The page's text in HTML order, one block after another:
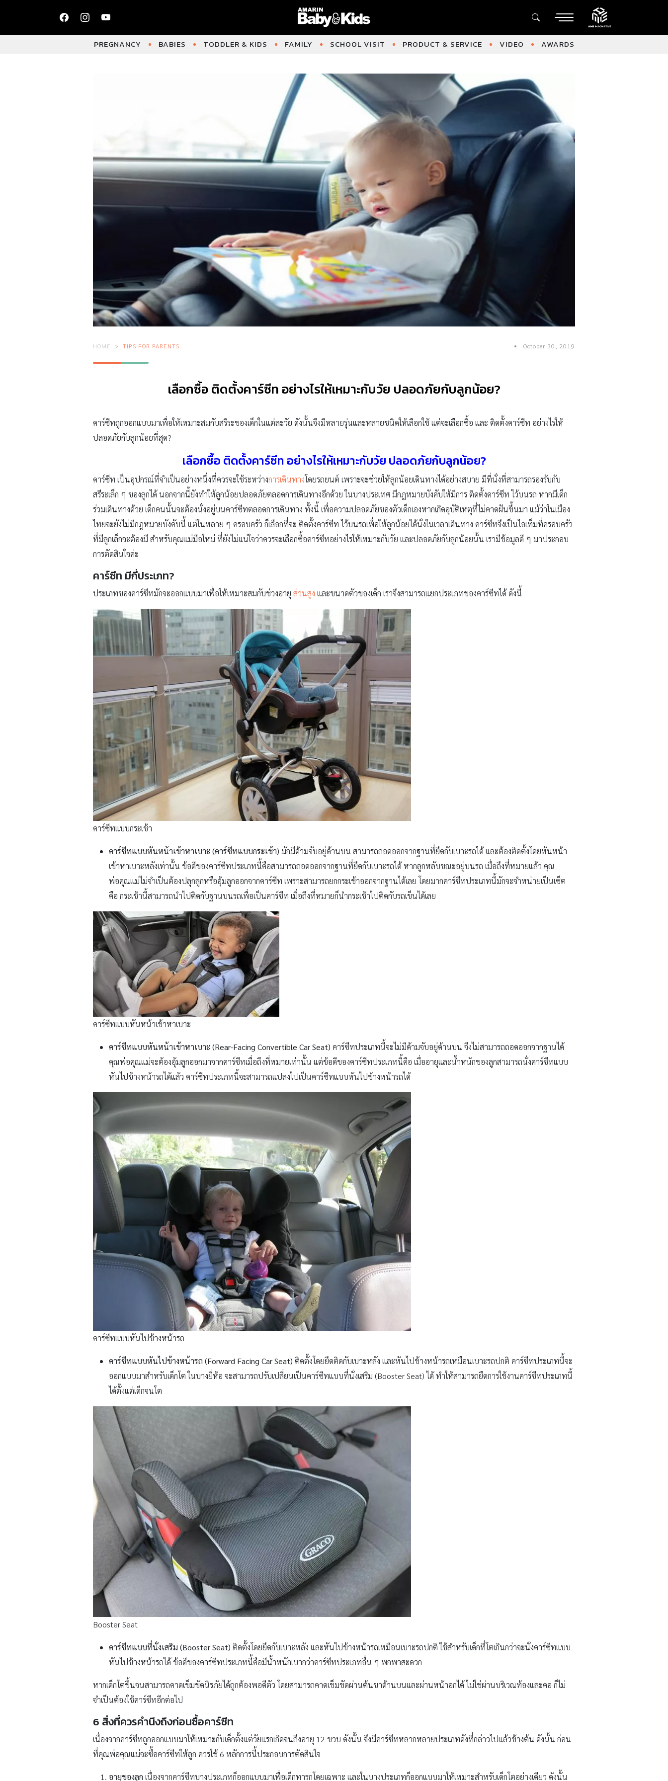
PREGNANCY BABIES TODDLER & KIDS FAMILY SCHOOL VISIT PRODUCT & SERVICE VIDEO AWARDS
HOME TIPS FOR PARENTS October 30, 2019
เลือกซื้อ ติดตั้งคาร์ซีท อย่างไรให้เหมาะกับวัย ปลอดภัยกับลูกน้อย?
คาร์ซีทถูกออกแบบมาเพื่อให้เหมาะสมกับสรีระของเด็กในแต่ละวัย ดังนั้นจึงมีหลายรุ่นและหลายชนิดให้เลือกใช้ แต่จะเลือกซื้อ และ ติดตั้งคาร์ซีท อย่างไรให้
ปลอดภัยกับลูกน้อยที่สุด?
เลือกซื้อ ติดตั้งคาร์ซีท อย่างไรให้เหมาะกับวัย ปลอดภัยกับลูกน้อย?
คาร์ซีท เป็นอุปกรณ์ที่จำเป็นอย่างหนึ่งที่ควรจะใช้ระหว่างการเดินทางโดยรถยนต์ เพราะจะช่วยให้ลูกน้อยเดินทางได้อย่างสบาย มีที่นั่งที่สามารถรองรับกับ
สรีระเล็ก ๆ ของลูกได้ นอกจากนี้ยังทำให้ลูกน้อยปลอดภัยตลอดการเดินทางอีกด้วย ในบางประเทศ มีกฎหมายบังคับให้มีการ ติดตั้งคาร์ซีท ไว้บนรถ หากมีเด็ก
ร่วมเดินทางด้วย เด็กคนนั้นจะต้องนั่งอยู่บนคาร์ซีทตลอดการเดินทาง ทั้งนี้ เพื่อความปลอดภัยของตัวเด็กเองหากเกิดอุบัติเหตุที่ไม่คาดฝันขึ้นมา แม้ว่าในเมือง
ไทยจะยังไม่มีกฎหมายบังคับนี้ แต่ในหลาย ๆ ครอบครัว ก็เลือกที่จะ ติดตั้งคาร์ซีท ไว้บนรถเพื่อให้ลูกน้อยได้นั่งในเวลาเดินทาง คาร์ซีทจึงเป็นไอเท็มที่ครอบครัว
ที่มีลูกเล็กจะต้องมี สำหรับคุณแม่มือใหม่ ที่ยังไม่แน่ใจว่าควรจะเลือกซื้อคาร์ซีทอย่างไรให้เหมาะกับวัย และปลอดภัยกับลูกน้อยนั้น เรามีข้อมูลดี ๆ มาประกอบ
การตัดสินใจค่ะ
คาร์ซีท มีกี่ประเภท?
ประเภทของคาร์ซีทมักจะออกแบบมาเพื่อให้เหมาะสมกับช่วงอายุ ส่วนสูง และขนาดตัวของเด็ก เราจึงสามารถแยกประเภทของคาร์ซีทได้ ดังนี้
คาร์ซีทแบบกระเช้า
คาร์ซีทแบบหันหน้าเข้าหาเบาะ (คาร์ซีทแบบกระเช้า) มักมีด้ามจับอยู่ด้านบน สามารถถอดออกจากฐานที่ยึดกับเบาะรถได้ และต้องติดตั้งโดยหันหน้า
เข้าหาเบาะหลังเท่านั้น ข้อดีของคาร์ซีทประเภทนี้คือสามารถถอดออกจากฐานที่ยึดกับเบาะรถได้ หากลูกหลับขณะอยู่บนรถ เมื่อถึงที่หมายแล้ว คุณ
พ่อคุณแม่ไม่จำเป็นต้องปลุกลูกหรืออุ้มลูกออกจากคาร์ซีท เพราะสามารถยกกระเช้าออกจากฐานได้เลย โดยมากคาร์ซีทประเภทนี้มักจะจำหน่ายเป็นเซ็ต
คือ กระเช้านี้สามารถนำไปติดกับฐานบนรถเพื่อเป็นคาร์ซีท เมื่อถึงที่หมายก็นำกระเช้าไปติดกับรถเข็นได้เลย
คาร์ซีทแบบหันหน้าเข้าหาเบาะ
คาร์ซีทแบบหันหน้าเข้าหาเบาะ (Rear-Facing Convertible Car Seat) คาร์ซีทประเภทนี้จะไม่มีด้ามจับอยู่ด้านบน จึงไม่สามารถถอดออกจากฐานได้
คุณพ่อคุณแม่จะต้องอุ้มลูกออกมาจากคาร์ซีทเมื่อถึงที่หมายเท่านั้น แต่ข้อดีของคาร์ซีทประเภทนี้คือ เมื่ออายุและน้ำหนักของลูกสามารถนั่งคาร์ซีทแบบ
หันไปข้างหน้ารถได้แล้ว คาร์ซีทประเภทนี้จะสามารถแปลงไปเป็นคาร์ซีทแบบหันไปข้างหน้ารถได้
คาร์ซีทแบบหันไปข้างหน้ารถ
คาร์ซีทแบบหันไปข้างหน้ารถ (Forward Facing Car Seat) ติดตั้งโดยยึดติดกับเบาะหลัง และหันไปข้างหน้ารถเหมือนเบาะรถปกติ คาร์ซีทประเภทนี้จะ
ออกแบบมาสำหรับเด็กโต ในบางยี่ห้อ จะสามารถปรับเปลี่ยนเป็นคาร์ซีทแบบที่นั่งเสริม (Booster Seat) ได้ ทำให้สามารถยืดการใช้งานคาร์ซีทประเภทนี้
ได้ตั้งแต่เด็กจนโต
Booster Seat
คาร์ซีทแบบที่นั่งเสริม (Booster Seat) ติดตั้งโดยยึดกับเบาะหลัง และหันไปข้างหน้ารถเหมือนเบาะรถปกติ ใช้สำหรับเด็กที่โตเกินกว่าจะนั่งคาร์ซีทแบบ
หันไปข้างหน้ารถได้ ข้อดีของคาร์ซีทประเภทนี้คือมีน้ำหนักเบากว่าคาร์ซีทประเภทอื่น ๆ พกพาสะดวก
หากเด็กโตขึ้นจนสามารถคาดเข็มขัดนิรภัยได้ถูกต้องพอดีตัว โดยสามารถคาดเข็มขัดผ่านต้นขาด้านบนและผ่านหน้าอกได้ ไม่ใช่ผ่านบริเวณท้องและคอ ก็ไม่
จำเป็นต้องใช้คาร์ซีทอีกต่อไป
6 สิ่งที่ควรคำนึงถึงก่อนซื้อคาร์ซีท
เนื่องจากคาร์ซีทถูกออกแบบมาให้เหมาะกับเด็กตั้งแต่วัยแรกเกิดจนถึงอายุ 12 ขวบ ดังนั้น จึงมีคาร์ซีทหลากหลายประเภทดังที่กล่าวไปแล้วข้างต้น ดังนั้น ก่อน
ที่คุณพ่อคุณแม่จะซื้อคาร์ซีทให้ลูก ควรใช้ 6 หลักการนี้ประกอบการตัดสินใจ
อายุของลูก เนื่องจากคาร์ซีทบางประเภทก็ออกแบบมาเพื่อเด็กทารกโดยเฉพาะ และในบางประเภทก็ออกแบบมาให้เหมาะสำหรับเด็กโตอย่างเดียว ดังนั้น